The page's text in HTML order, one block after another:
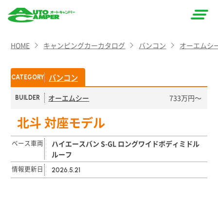
CAMPER
（オート
キャン
パー）
HOME キャンピングカーカタログ バンコン オーエムシ
CATEGORY バンコン
BUILDER オーエムシー 733万円〜
北斗 対座モデル
ベース車両
ハイエースバン S-GL ロングワイドボディミドル
ルーフ
情報更新日 2026.5.21